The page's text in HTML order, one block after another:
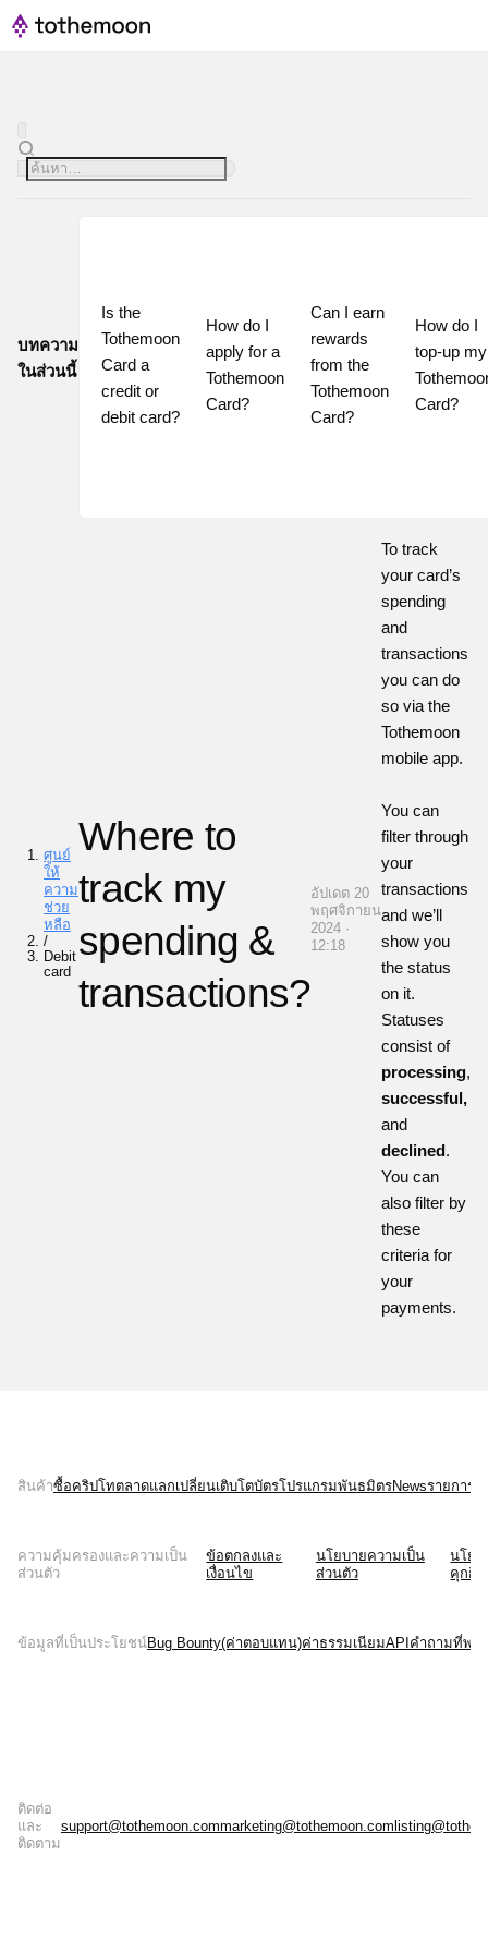
บทความ
ในส่วนนี้
Is the
Tothemoon
Card a
credit or
debit card?
How do I
apply for a
Tothemoon
Card?
Can I earn
rewards
from the
Tothemoon
Card?
How do I
top-up my
Card?
ศูนย์
ให้
ความ
ช่วย
หลือ
/
Debit
card
Where to
track my
spending &
transactions?
อัปเดต 20
พฤศจิกายน
2024 ·
12:18
To track
your card’s
spending
and
transactions
you can do
so via the
Tothemoon
mobile app.
You can
filter through
your
transactions
and we’ll
show you
the status
on it.
Statuses
consist of
processing,
successful,
and
declined.
You can
also filter by
these
criteria for
your
payments.
สินค้าซื้อคริปโทตลาดแลกเปลี่ยนเติบโตบัตรโปรแกรมพันธมิตรNewsรายการ
ความคุ้มครองและความเป็น
ส่วนตัว
ข้อตกลงและ
เงื่อนไข
นโยบายความเป็น
ส่วนตัว
นโยบ
คุกกี้
ข้อมูลที่เป็นประโยชน์Bug Bounty(ค่าตอบแทน)ค่าธรรมเนียมAPI คำถามที่พบ
ติดต่อ
และ
ติดตาม
support@tothemoon.commarketing@tothemoon.com